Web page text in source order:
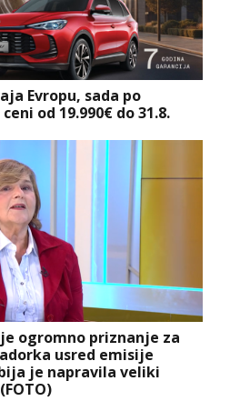
Evropu, sada po
od 19.990€ do 31.8.
ogromno priznanje za
usred emisije
je napravila veliki